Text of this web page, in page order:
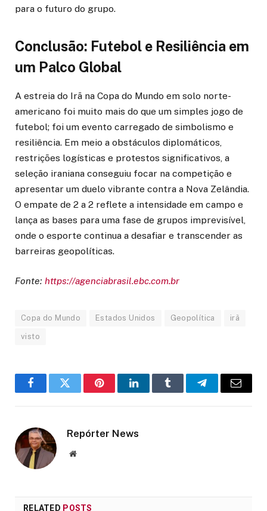
para o futuro do grupo.
Conclusão: Futebol e Resiliência em
um Palco Global
A estreia do Irã na Copa do Mundo em solo norte-
americano foi muito mais do que um simples jogo de
futebol; foi um evento carregado de simbolismo e
resiliência. Em meio a obstáculos diplomáticos,
restrições logísticas e protestos significativos, a
seleção iraniana conseguiu focar na competição e
apresentar um duelo vibrante contra a Nova Zelândia.
O empate de 2 a 2 reflete a intensidade em campo e
lança as bases para uma fase de grupos imprevisível,
onde o esporte continua a desafiar e transcender as
barreiras geopolíticas.
Fonte: https://agenciabrasil.ebc.com.br
Copa do Mundo Estados Unidos Geopolítica irã
visto
FacebookTwitter PinterestLinkedInTumblr TelegramEmail
Repórter News
Website
RELATED POSTS